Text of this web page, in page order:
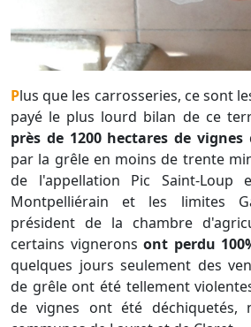
Plus que les carrosseries, ce sont les viticulteurs qui ont
payé le plus lourd bilan de ce
près de 1200 hectares de vignes
par la grêle en moins de trente
de l'appellation Pic Saint-Loup
Montpelliérain et les limites
président de la chambre
certains vignerons ont perdu
quelques jours seulement des
de grêle ont été tellement
de vignes ont été déchiquetés,